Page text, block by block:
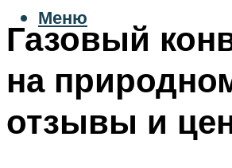
Меню
Газовый
на
отзывы и